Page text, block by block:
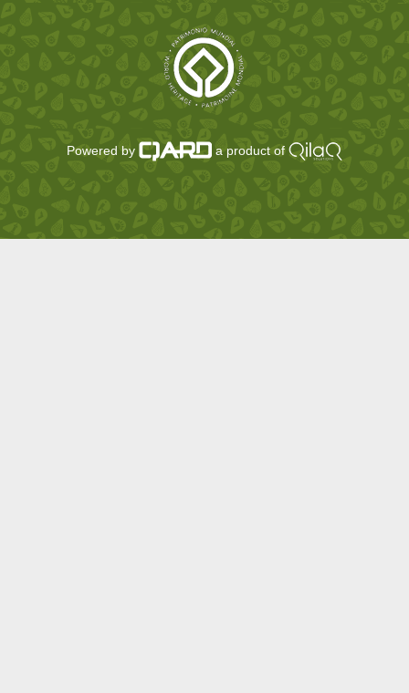
Powered by a product of